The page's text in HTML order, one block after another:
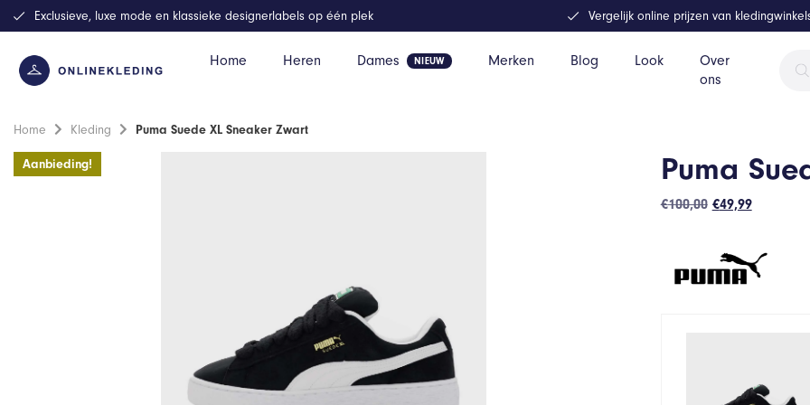
Home Heren Dames Merken Blog Look
Over
ons
Exclusieve, luxe mode en klassieke designerlabels op één plek Vergelijk online prijzen van
Home Kleding Puma Suede XL Sneaker Zwart
Aanbieding! Puma
€100,00 Oorspronkelijke
€100,00.
€49,99Huidige
€49,99.